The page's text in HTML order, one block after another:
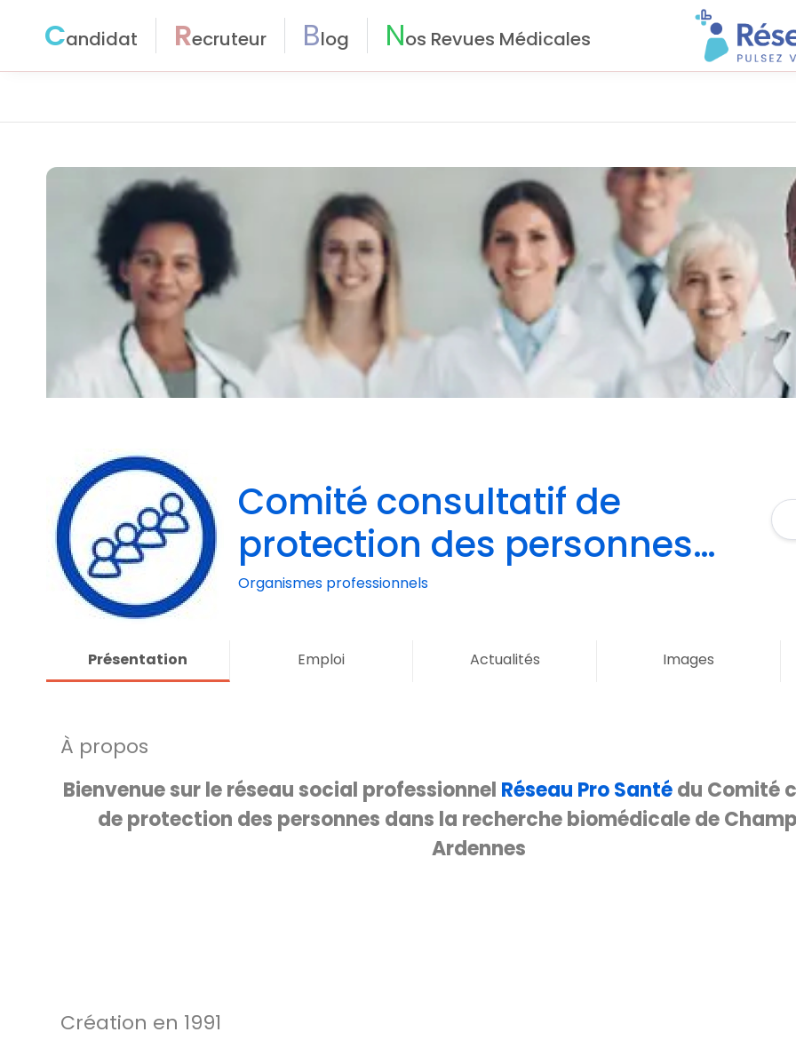
Candidat Recruteur Blog Nos Revues Médicales
Comité consultatif de
protection des personnes
dans la recherche
Ardennes
Organismes professionnels
Présentation Emploi Actualités Images
À propos
Bienvenue sur le réseau social professionnel Réseau Pro Santédu Comité
de protection des personnes dans la recherche biomédicale de
Ardennes
Création en 1991